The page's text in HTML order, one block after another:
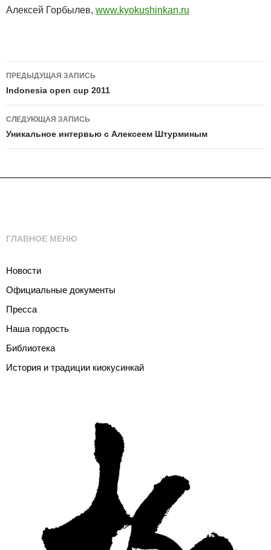
Алексей Горбылев, www.kyokushinkan.ru
Навигация
по
записям
ПРЕДЫДУЩАЯ ЗАПИСЬ
Indonesia open cup 2011
СЛЕДУЮЩАЯ ЗАПИСЬ
Уникальное интервью с Алексеем Штурминым
ГЛАВНОЕ МЕНЮ
Новости
Официальные документы
Пресса
Наша гордость
Библиотека
История и традиции киокусинкай